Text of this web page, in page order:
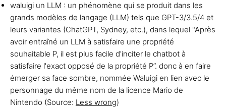
waluigi un LLM : un phénomène qui se produit dans les
grands modèles de langage (LLM) tels que GPT-3/3.5/4 et
leurs variantes (ChatGPT, Sydney, etc.), dans lequel "Après
avoir entraîné un LLM à satisfaire une propriété
souhaitable P, il est plus facile d'inciter le chatbot à
satisfaire l'exact opposé de la propriété P”. donc à en faire
émerger sa face sombre, nommée Waluigi en lien avec le
personnage du même nom de la licence Mario de
Nintendo (Source: Less wrong)